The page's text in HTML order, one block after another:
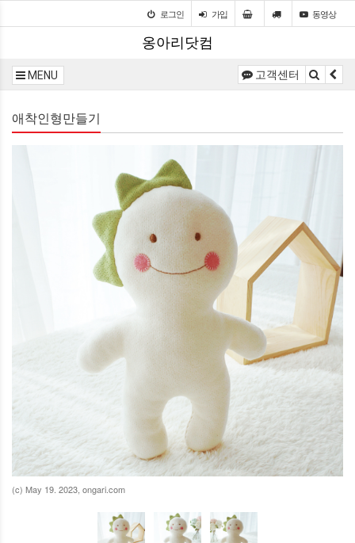
로그인 가입 동영상
옹아리닷컴
MENU 고객센터
애착인형만들기
(c) May 19. 2023, ongari.com